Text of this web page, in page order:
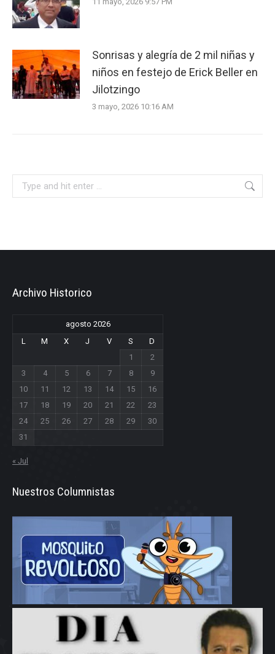
Sonrisas y alegría de 2 mil niñas y
niños en festejo de Erick Beller en
Jilotzingo
3 mayo, 2026 10:16 AM
Archivo Historico
agosto 2026
L
M X J V S
D
1
2
3
4 5 6 7 8
9
10
11 12 13 14 15
16
17
18 19 20 21 22
23
24
25 26 27 28 29
30
31
« Jul
Nuestros Columnistas